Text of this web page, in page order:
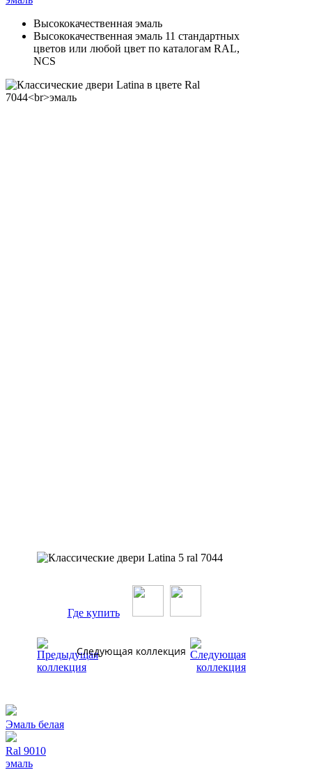
Высококачественная эмаль
Высококачественная эмаль 11 стандартных
цветов или любой цвет по каталогам RAL,
NCS
Где купить
Следующая коллекция
Эмаль белая
Ral 9010
эмаль